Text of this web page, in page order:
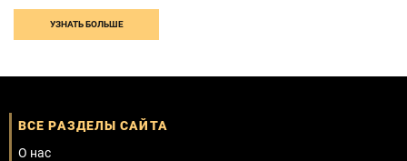
УЗНАТЬ БОЛЬШЕ
ВСЕ РАЗДЕЛЫ САЙТА
О нас